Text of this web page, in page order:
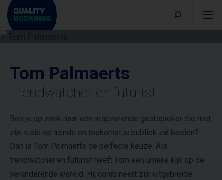
Tom Palmaerts
Trendwatcher en futurist
Ben je op zoek naar een inspirerende gastspreker die met
zijn visie op trends en toekomst je publiek zal boeien?
Dan is Tom Palmaerts de perfecte keuze. Als
trendwatcher en futurist heeft Tom een unieke kijk op de
veranderende wereld. Hij combineert zijn uitgebreide